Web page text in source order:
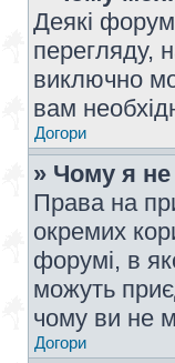
Деякі
перегляду,
виключно
вам
Догори
» Чому я
Права на
окремих
форумі, в
можуть
чому ви не
Догори